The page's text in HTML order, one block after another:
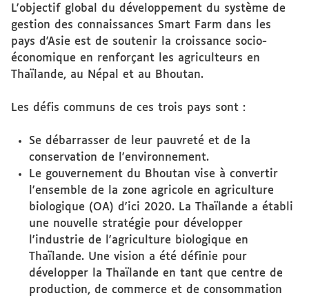
L'objectif global du développement du système de
gestion des connaissances Smart Farm dans les
pays d'Asie est de soutenir la croissance socio-
économique en renforçant les agriculteurs en
Thaïlande, au Népal et au Bhoutan.
Les défis communs de ces trois pays sont :
Se débarrasser de leur pauvreté et de la
conservation de l'environnement.
Le gouvernement du Bhoutan vise à convertir
l'ensemble de la zone agricole en agriculture
biologique (OA) d'ici 2020. La Thaïlande a établi
une nouvelle stratégie pour développer
l'industrie de l'agriculture biologique en
Thaïlande. Une vision a été définie pour
développer la Thaïlande en tant que centre de
production, de commerce et de consommation